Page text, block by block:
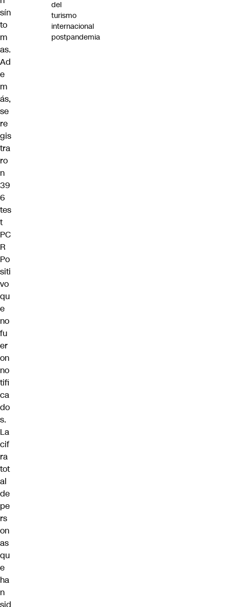
sín
to
m
as.
Ad
e
m
ás,
se
re
gis
tra
ro
n
39
6
tes
t
PC
R
Po
siti
vo
qu
e
no
fu
er
on
no
tifi
ca
do
s.
La
cif
ra
tot
al
de
pe
rs
on
as
qu
e
ha
n
sid
del
turismo
internacional
postpandemia